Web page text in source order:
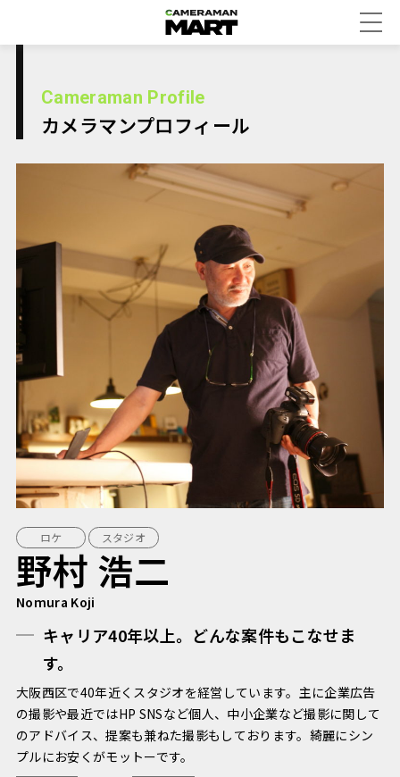
Cameraman Profile
カメラマンプロフィール
ロケ スタジオ
野村 浩二
Nomura Koji
キャリア40年以上。どんな案件もこなせま
す。
大阪西区で40年近くスタジオを経営しています。主に企業広告
の撮影や最近ではHP SNSなど個人、中小企業など撮影に関して
のアドバイス、提案も兼ねた撮影もしております。綺麗にシン
プルにお安くがモットーです。